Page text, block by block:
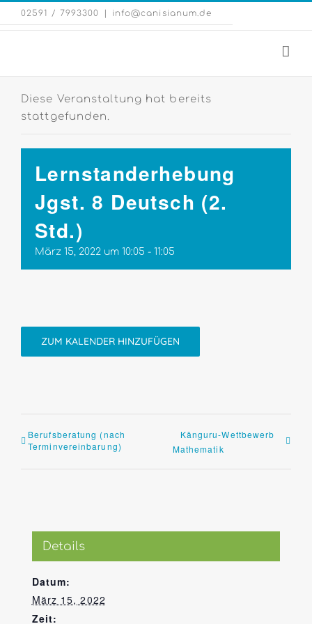
Zum
Inhalt
02591 / 7993300 info@canisianum.de
Diese Veranstaltung hat bereits
stattgefunden.
Lernstanderhebung
Jgst. 8 Deutsch (2.
Std.)
März 15, 2022 um 10:05 - 11:05
ZUM KALENDER HINZUFÜGEN
Berufsberatung (nach
Terminvereinbarung)
Känguru-Wettbewerb
Mathematik
Details
Datum:
März 15, 2022
Zeit: